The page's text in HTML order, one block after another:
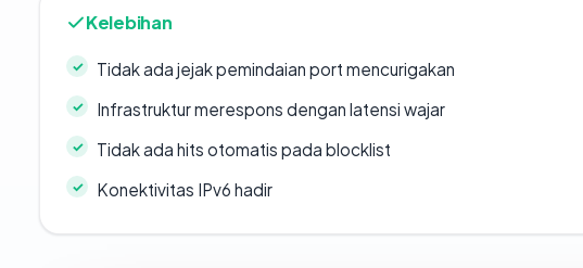
Kelebihan
Tidak ada jejak pemindaian port mencurigakan
Infrastruktur merespons dengan latensi wajar
Tidak ada hits otomatis pada blocklist
Konektivitas IPv6 hadir